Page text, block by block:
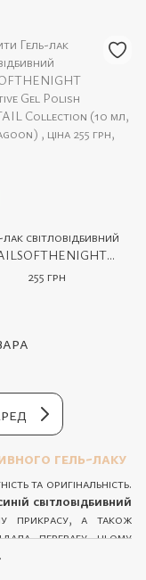
лак світловідбивний
Gel Polish
255 грн
гель-лаку
та оригінальність.
світловідбивний
прикрасу, а також
перевагу цьому
стійкість і